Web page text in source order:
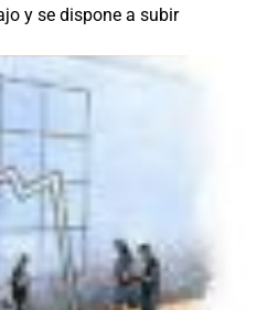
y se dispone a subir